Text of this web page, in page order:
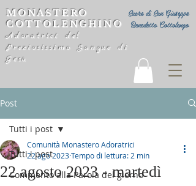
Suore di San Giuseppe
Benedetto Cottolengo
MONASTERO
COTTOLENGHINO
Adoratrici del
Preziosissimo Sangue di
Gesù
Post
Tutti i post
Commento alla Parola del giorno
Tutti i post
22 agosto 2023 - martedì
Comunità Monastero Adoratrici
22 ago 2023Tempo di lettura: 2 min